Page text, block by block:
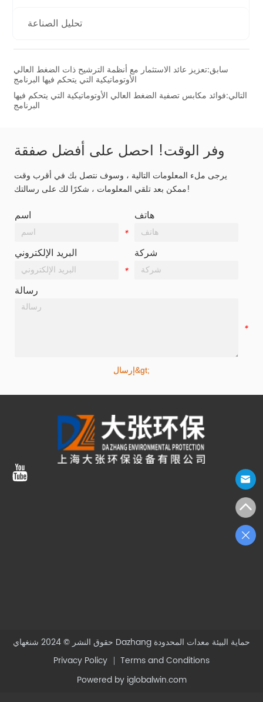
تحليل الصناعة
سابق:تعزيز عائد الاستثمار مع أنظمة الترشيح ذات الضغط العالي
الأوتوماتيكية التي يتحكم فيها البرنامج
التالي:فوائد مكابس تصفية الضغط العالي الأوتوماتيكية التي يتحكم فيها
البرنامج
وفر الوقت! احصل على أفضل صفقة
يرجى ملء المعلومات التالية ، وسوف نتصل بك في أقرب وقت
ممكن بعد تلقي المعلومات ، شكرًا لك على رسالتك!
اسم
*
هاتف
البريد الإلكتروني
*
شركة
رسالة
*
إرسال&gt;
حقوق النشر © 2024
شنغهاي Dazhang حماية البيئة معدات المحدودة
Privacy Policy
Terms and Conditions
Powered by iglobalwin.com